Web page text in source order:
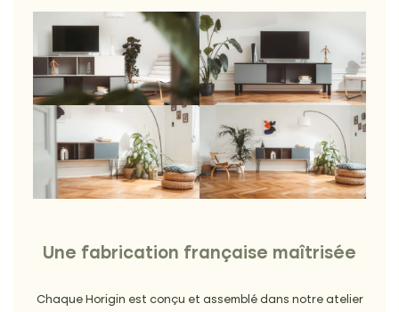
Une fabrication française maîtrisée
Chaque Horigin est conçu et assemblé dans notre atelier